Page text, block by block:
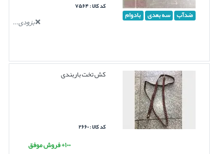
ضدآب سه بعدی بادوام
کد کالا : ۷۵۶۴
بزودی...
کش تخت باربندی
کد کالا : ۲۶۶۰
۱۰۰+ فروش موفق